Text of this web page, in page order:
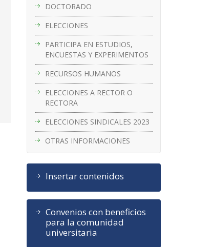
DOCTORADO
ELECCIONES
PARTICIPA EN ESTUDIOS,
ENCUESTAS Y EXPERIMENTOS
RECURSOS HUMANOS
ELECCIONES A RECTOR O
RECTORA
ELECCIONES SINDICALES 2023
OTRAS INFORMACIONES
Insertar contenidos
Convenios con beneficios
para la comunidad
universitaria